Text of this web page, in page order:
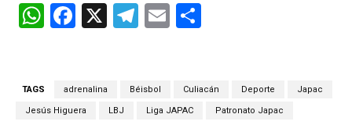
W
A
F
b
o
X
T
gr
a
E
p
ar
TAGS adrenalina Béisbol Culiacán Deporte Japac
Jesús Higuera LBJ Liga JAPAC Patronato Japac